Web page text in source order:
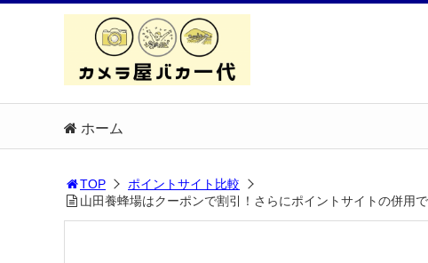
ホーム
TOP
ポイントサイト比較
山田養蜂場はクーポンで割引！さらにポイントサイトの併用